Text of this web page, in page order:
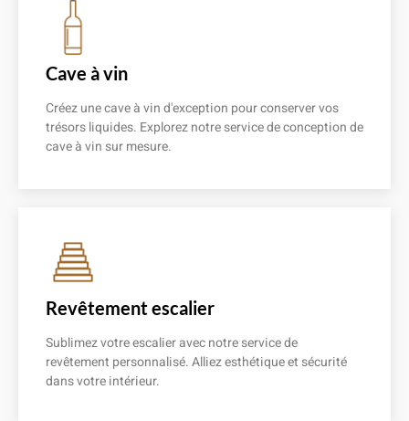
Cave à vin
Créez une cave à vin d'exception pour conserver vos
trésors liquides. Explorez notre service de conception de
cave à vin sur mesure.
Revêtement escalier
Sublimez votre escalier avec notre service de
revêtement personnalisé. Alliez esthétique et sécurité
dans votre intérieur.